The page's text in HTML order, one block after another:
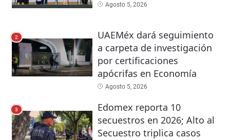
Agosto 5, 2026
2
UAEMéx dará seguimiento
a carpeta de investigación
por certificaciones
apócrifas en Economía
Agosto 5, 2026
3
Edomex reporta 10
secuestros en 2026; Alto al
Secuestro triplica casos